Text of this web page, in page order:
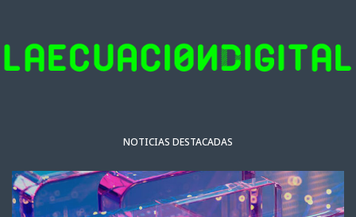
NOTICIAS DESTACADAS